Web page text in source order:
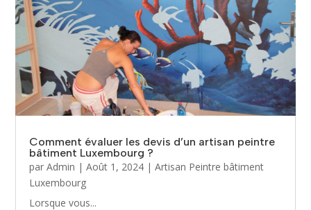
Comment évaluer les devis d’un artisan peintre
bâtiment Luxembourg ?
parAdmin |Août 1, 2024 |Artisan Peintre bâtiment
Luxembourg
Lorsque vous...